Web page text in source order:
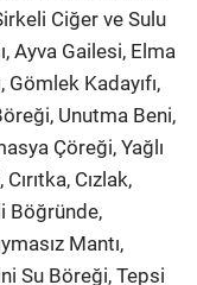
Ciğer ve Sulu
Ayva Gailesi, Elma
Gömlek Kadayıfı,
Unutma Beni,
Çöreği, Yağlı
Cızlak,
Böğründe,
Mantı,
Su Böreği, Tepsi